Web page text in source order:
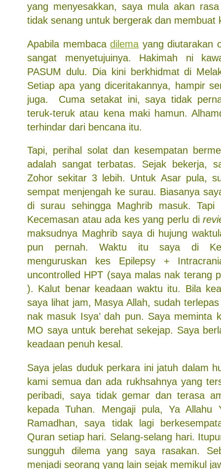
yang menyesakkan, saya mula akan
tidak senang untuk bergerak dan membuat
Apabila membacadilema yang diutarakan
sangat menyetujuinya. Hakimah ni
PASUM dulu. Dia kini berkhidmat di
Setiap apa yang diceritakannya, hampir
juga. Cuma setakat ini, saya tidak
teruk-teruk atau kena maki hamun.
terhindar dari bencana itu.
Tapi, perihal solat dan kesempatan
adalah sangat terbatas. Sejak bekerja,
Zohor sekitar 3 lebih. Untuk Asar pula,
sempat menjengah ke surau. Biasanya
di surau sehingga Maghrib masuk. Tapi
Kecemasan atau ada kes yang perlu di
maksudnya Maghrib saya di hujung
pun pernah. Waktu itu saya di
menguruskan kes Epilepsy +
uncontrolled HPT (saya malas nak terang
). Kalut benar keadaan waktu itu. Bila
saya lihat jam, Masya Allah, sudah
nak masuk Isya’ dah pun. Saya meminta
MO saya untuk berehat sekejap. Saya
keadaan penuh kesal.
Saya jelas duduk perkara ini jatuh dalam
kami semua dan ada rukhsahnya yang
peribadi, saya tidak gemar dan terasa
kepada Tuhan. Mengaji pula, Ya Allahu
Ramadhan, saya tidak lagi
Quran setiap hari. Selang-selang hari.
sungguh dilema yang saya rasakan.
menjadi seorang yang lain sejak memikul